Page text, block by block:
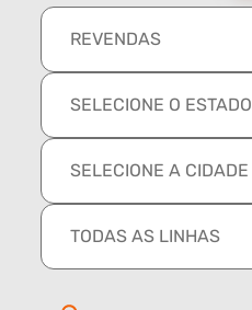
REVENDAS
SELECIONE O ESTADO
SELECIONE A CIDADE
TODAS AS LINHAS